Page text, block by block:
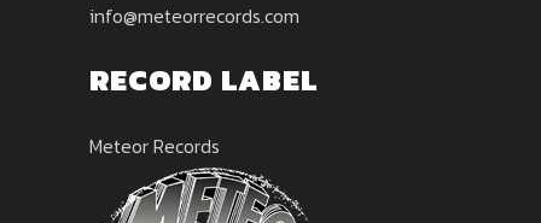
info@meteorrecords.com
RECORD LABEL
Meteor Records